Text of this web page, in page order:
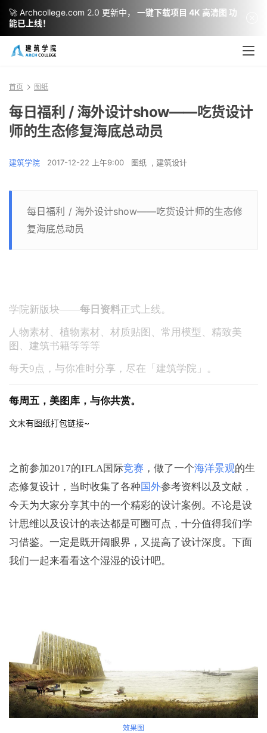
首页 图纸
每日福利 / 海外设计show——吃货设计
师的生态修复海底总动员
建筑学院 2017-12-22 上午9:00 图纸 , 建筑设计
每日福利 / 海外设计show——吃货设计师的生态修
复海底总动员
学院新版块——每日资料正式上线。
人物素材、 植物素材、材质贴图、常用模型、精致美
图、建筑书籍等等等
每天9点，与你准时分享，尽在「建筑学院」。
每周五，美图库，与你共赏。
文末有图纸打包链接~
之前参加2017的IFLA国际竞赛 ，做了一个海洋景观的生
态修复设计，当时收集了各种 国外参考资料以及文献，
今天为大家分享其中的一个精彩的设计案例。不论是设
计思维以及设计的表达都是可圈可点，十分值得我们学
习借鉴。一定是既开阔眼界，又提高了设计深度。下面
我们一起来看看这个湿湿的设计吧。
效果图
🚀 Archcollege.com 2.0 更新中，
一键下载项目 4K 高清图 功
能已上线！